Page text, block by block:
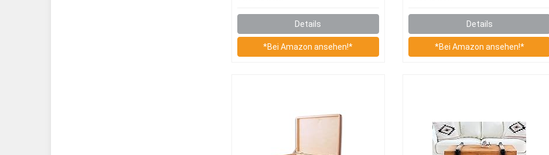
Details
*Bei Amazon ansehen!*
Stauraum. Holzmobel
Details
*Bei Amazon ansehen!*